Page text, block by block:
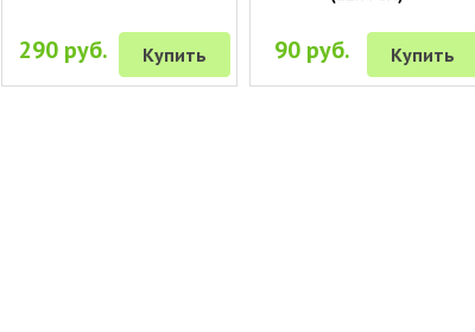
290 руб. Купить 90 руб. Купить